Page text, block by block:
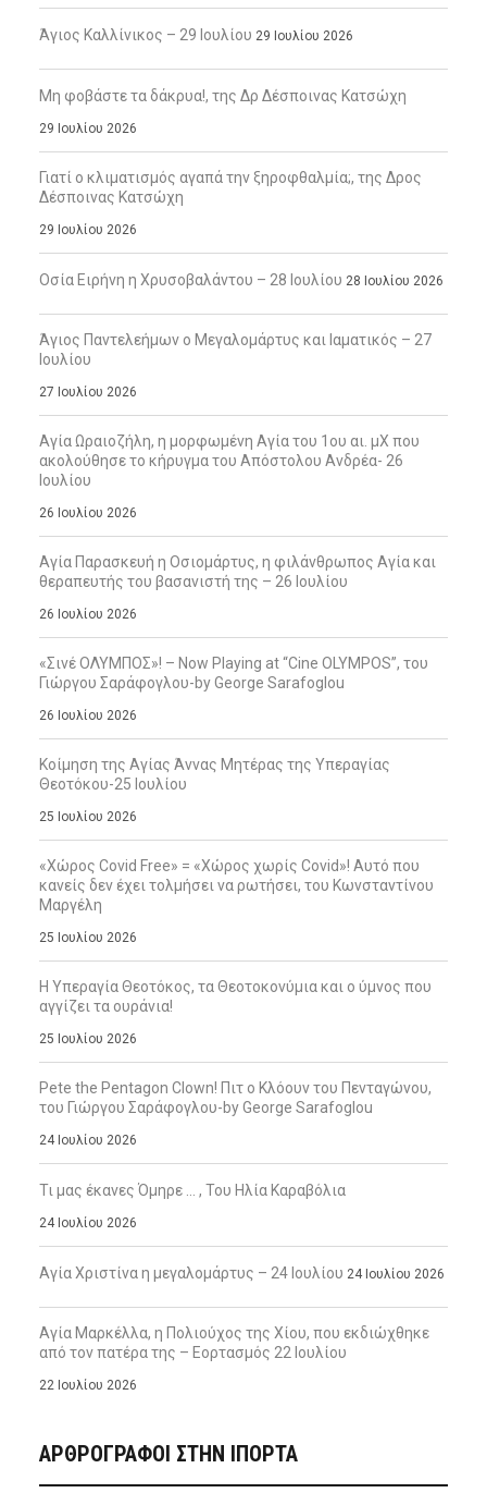
Άγιος Καλλίνικος – 29 Ιουλίου 29 Ιουλίου 2026
Μη φοβάστε τα δάκρυα!, της Δρ Δέσποινας Κατσώχη
29 Ιουλίου 2026
Γιατί ο κλιματισμός αγαπά την ξηροφθαλμία;, της Δρος
Δέσποινας Κατσώχη
29 Ιουλίου 2026
Οσία Ειρήνη η Χρυσοβαλάντου – 28 Ιουλίου 28 Ιουλίου 2026
Άγιος Παντελεήμων ο Μεγαλομάρτυς και Ιαματικός – 27
Ιουλίου
27 Ιουλίου 2026
Αγία Ωραιοζήλη, η μορφωμένη Αγία του 1ου αι. μΧ που
ακολούθησε το κήρυγμα του Απόστολου Ανδρέα- 26
Ιουλίου
26 Ιουλίου 2026
Αγία Παρασκευή η Οσιομάρτυς, η φιλάνθρωπος Αγία και
θεραπευτής του βασανιστή της – 26 Ιουλίου
26 Ιουλίου 2026
«Σινέ ΟΛΥΜΠΟΣ»! – Now Playing at “Cine OLYMPOS”, του
Γιώργου Σαράφογλου-by George Sarafoglou
26 Ιουλίου 2026
Κοίμηση της Αγίας Άννας Μητέρας της Υπεραγίας
Θεοτόκου-25 Ιουλίου
25 Ιουλίου 2026
«Χώρος Covid Free» = «Χώρος χωρίς Covid»! Αυτό που
κανείς δεν έχει τολμήσει να ρωτήσει, του Κωνσταντίνου
Μαργέλη
25 Ιουλίου 2026
Η Υπεραγία Θεοτόκος, τα Θεοτοκονύμια και ο ύμνος που
αγγίζει τα ουράνια!
25 Ιουλίου 2026
Pete the Pentagon Clown! Πιτ ο Κλόουν του Πενταγώνου,
του Γιώργου Σαράφογλου-by George Sarafoglou
24 Ιουλίου 2026
Τι μας έκανες Όμηρε … , Του Ηλία Καραβόλια
24 Ιουλίου 2026
Αγία Χριστίνα η μεγαλομάρτυς – 24 Ιουλίου 24 Ιουλίου 2026
Αγία Μαρκέλλα, η Πολιούχος της Χίου, που εκδιώχθηκε
από τον πατέρα της – Εορτασμός 22 Ιουλίου
22 Ιουλίου 2026
ΑΡΘΡΟΓΡΑΦΟΙ ΣΤΗΝ IΠΟΡΤΑ